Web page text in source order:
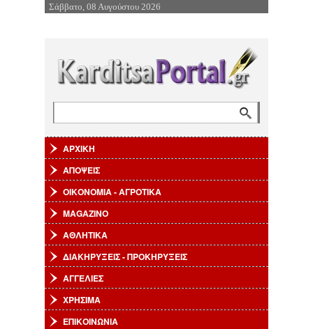
Επιστροφή στην Πλοήγηση
Σάββατο, 08 Αυγούστου 2026
ΑΡΧΙΚΗ
ΑΠΟΨΕΙΣ
ΟΙΚΟΝΟΜΙΑ - ΑΓΡΟΤΙΚΑ
MAGAZINO
ΑΘΛΗΤΙΚΑ
ΔΙΑΚΗΡΥΞΕΙΣ - ΠΡΟΚΗΡΥΞΕΙΣ
ΑΓΓΕΛΙΕΣ
ΧΡΗΣΙΜΑ
ΕΠΙΚΟΙΝΩΝΙΑ